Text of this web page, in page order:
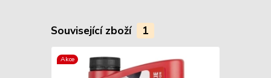
Související zboží 1
Akce